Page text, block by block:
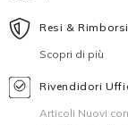
Resi & Rimborsi
Scopri di più
Rivendidori
Articoli Nuovi